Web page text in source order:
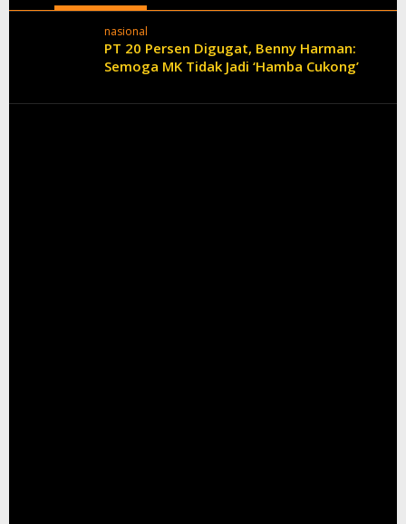
nasional
PT 20 Persen Digugat, Benny Harman:
Semoga MK Tidak Jadi ‘Hamba Cukong’